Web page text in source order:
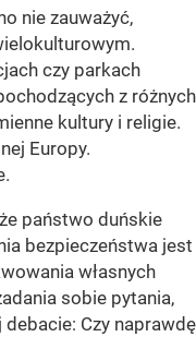
nie zauważyć,
czy parkach
z różnych
kultury i religie.
Europy.
państwo duńskie
bezpieczeństwa jest
własnych
sobie pytania,
Czy naprawdę